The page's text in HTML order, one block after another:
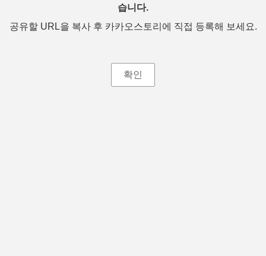
습니다.
공유할 URL을 복사 후 카카오스토리에 직접 등록해 보세요.
확인